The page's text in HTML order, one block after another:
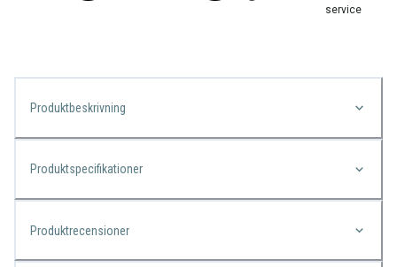
service
Produktbeskrivning
Produktspecifikationer
Produktrecensioner